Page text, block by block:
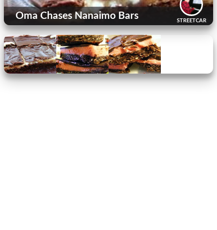
STREETCAR
Oma Chases Nanaimo Bars